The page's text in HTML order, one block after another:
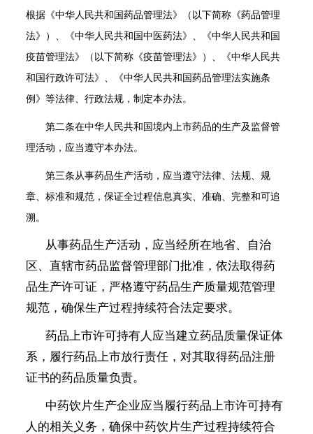
根据《中华人民共和国药品管理法》（以下简称《药品管理
法》）、《中华人民共和国中医药法》、《中华人民共和国
疫苗管理法》（以下简称《疫苗管理法》）、《中华人民共
和国行政许可法》、《中华人民共和国药品管理法实施条
例》等法律、行政法规，制定本办法。
第二条在中华人民共和国境内上市药品的生产及监督管
理活动，应当遵守本办法。
第三条从事药品生产活动，应当遵守法律、法规、规
章、标准和规范，保证全过程信息真实、准确、完整和可追
溯。
从事药品生产活动，应当经所在地省、自治
区、直辖市药品监督管理部门批准，依法取得药
品生产许可证，严格遵守药品生产质量规范管理
规范，确保生产过程持续符合法定要求。
药品上市许可持有人应当建立药品质量保证体
系，履行药品上市放行责任，对其取得药品注册
证书的药品质量负责。
中药饮片生产企业应当履行药品上市许可持有
人的相关义务，确保中药饮片生产过程持续符合